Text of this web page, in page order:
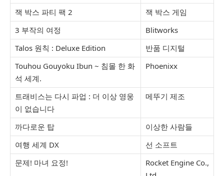
잭 박스 파티 팩 2
잭 박스 게임
3 부작의 여정
Blitworks
Talos 원칙 : Deluxe Edition
반품 디지털
Touhou Gouyoku Ibun ~ 침몰 한 화
석 세계.
Phoenixx
트래비스는 다시 파업 : 더 이상 영웅
이 없습니다
메뚜기 제조
까다로운 탑
이상한 사람들
여행 세계 DX
선 소프트
문제! 마녀 요정!
Rocket Engine Co.,